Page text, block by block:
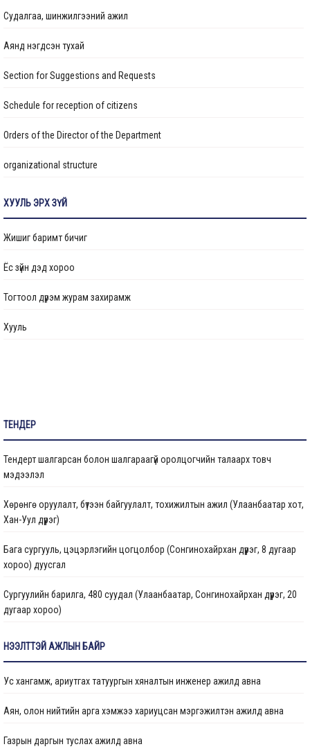
ажил үргэлжилж байна
НИЙСЛЭЛИЙН ХҮҮХДИЙН СЭРГЭЭН ЗАСАХ ТӨВИЙН БАРИЛГА
Налайх дүүрэгт боловсрол, эрүүл мэндийн байгууллагуудын
үргэлжилж байна
“Төрийн албан хаагчийн ашиг сонирхлын зөрчил: Хууль, ёс зүй,
хариуцлага” сэдэвт сургалт зохион байгуулав
М.Говьсайхан томилогдлоо
Судалгаа, шинжилгээний ажил
Аянд нэгдсэн тухай
Section for Suggestions and Requests
Schedule for reception of citizens
Orders of the Director of the Department
organizational structure
Бараа ажил үйлчилгээ
Газрын даргын тушаал
Барилгын ажлын мэдээ
Санхүүжилтийн мэдээлэл
ХУУЛЬ ЭРХ ЗҮЙ
Жишиг баримт бичиг
Ёс зүйн дэд хороо
Тогтоол дүрэм журам захирамж
Хууль
ТЕНДЕР
Тендерт шалгарсан болон шалгараагүй оролцогчийн талаарх товч
мэдээлэл
Хөрөнгө оруулалт, бүтээн байгуулалт, тохижилтын ажил (Улаанбаатар хот,
Хан-Уул дүүрэг)
Бага сургууль, цэцэрлэгийн цогцолбор (Сонгинохайрхан дүүрэг, 8 дугаар
хороо) дуусгал
Сургуулийн барилга, 480 суудал (Улаанбаатар, Сонгинохайрхан дүүрэг, 20
дугаар хороо)
Цэцэрлэгийн барилга, 150 ор (Улаанбаатар хот, Сонгинохайрхан дүүрэг, 23
Арьс ширний ажилчдын орон сууцны барилгын их засварын ажил
хороо)
НЭЭЛТТЭЙ АЖЛЫН БАЙР
Ус хангамж, ариутгах татуургын хяналтын инженер ажилд авна
Аян, олон нийтийн арга хэмжээ хариуцсан мэргэжилтэн ажилд авна
Газрын даргын туслах ажилд авна